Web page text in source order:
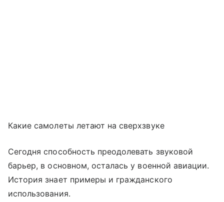
Какие самолеты летают на сверхзвуке
Сегодня способность преодолевать звуковой
барьер, в основном, осталась у военной авиации.
История знает примеры и гражданского
использования.